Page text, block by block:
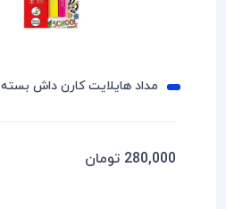
مداد هايلايت کارن داش بسته 2 عددی
280,000 تومان